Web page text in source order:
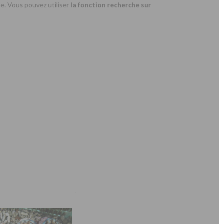
Vous pouvez utiliser la fonction recherche sur